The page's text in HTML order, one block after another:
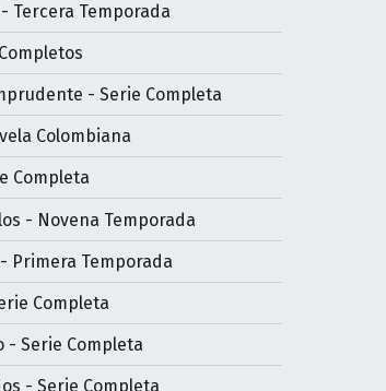
Tercera Temporada
- Serie Completa
Colombiana
Completa
- Novena Temporada
Primera Temporada
Completa
- Serie Completa
- Serie Completa